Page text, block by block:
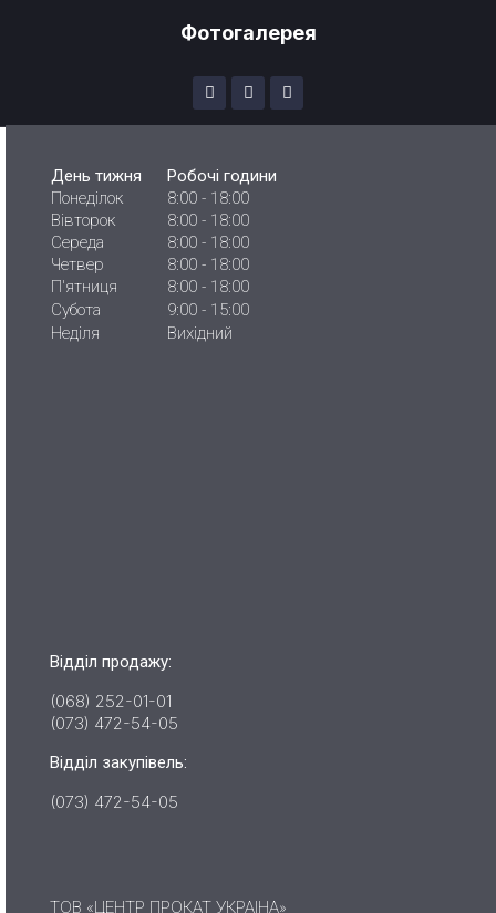
Фотогалерея
День тижня
Робочі години
Понеділок
8:00 - 18:00
Вівторок
8:00 - 18:00
Середа
8:00 - 18:00
Четвер
8:00 - 18:00
П'ятниця
8:00 - 18:00
Субота
9:00 - 15:00
Неділя
Вихідний
Відділ продажу:
(068) 252-01-01
(073) 472-54-05
Відділ закупівель:
(073) 472-54-05
ТОВ «ЦЕНТР ПРОКАТ УКРАІНА»